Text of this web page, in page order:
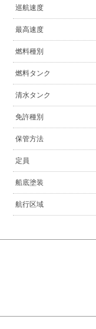
巡航速度
最高速度
燃料種別
燃料タンク
清水タンク
免許種別
保管方法
定員
船底塗装
航行区域